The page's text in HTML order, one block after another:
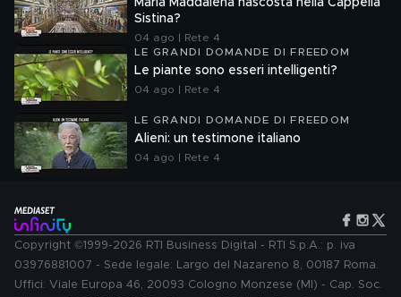
Maria Maddalena nascosta nella Cappella
Sistina?
04 ago | Rete 4
LE GRANDI DOMANDE DI FREEDOM
Le piante sono esseri intelligenti?
04 ago | Rete 4
LE GRANDI DOMANDE DI FREEDOM
Alieni: un testimone italiano
04 ago | Rete 4
Copyright ©1999-2026 RTI Business Digital - RTI S.p.A.: p. iva
03976881007 - Sede legale: Largo del Nazareno 8, 00187 Roma.
Uffici: Viale Europa 46, 20093 Cologno Monzese (MI) - Cap. Soc.